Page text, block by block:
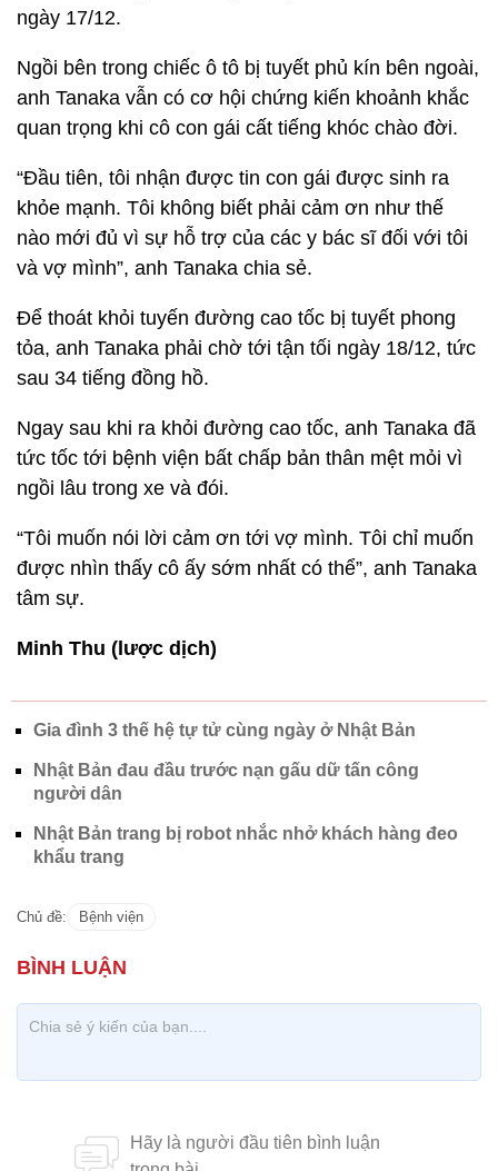
ngày 17/12.
Ngồi bên trong chiếc ô tô bị tuyết phủ kín bên ngoài,
anh Tanaka vẫn có cơ hội chứng kiến khoảnh khắc
quan trọng khi cô con gái cất tiếng khóc chào đời.
“Đầu tiên, tôi nhận được tin con gái được sinh ra
khỏe mạnh. Tôi không biết phải cảm ơn như thế
nào mới đủ vì sự hỗ trợ của các y bác sĩ đối với tôi
và vợ mình”, anh Tanaka chia sẻ.
Để thoát khỏi tuyến đường cao tốc bị tuyết phong
tỏa, anh Tanaka phải chờ tới tận tối ngày 18/12, tức
sau 34 tiếng đồng hồ.
Ngay sau khi ra khỏi đường cao tốc, anh Tanaka đã
tức tốc tới bệnh viện bất chấp bản thân mệt mỏi vì
ngồi lâu trong xe và đói.
“Tôi muốn nói lời cảm ơn tới vợ mình. Tôi chỉ muốn
được nhìn thấy cô ấy sớm nhất có thể”, anh Tanaka
tâm sự.
Minh Thu (lược dịch)
Gia đình 3 thế hệ tự tử cùng ngày ở Nhật Bản
Nhật Bản đau đầu trước nạn gấu dữ tấn công
người dân
Nhật Bản trang bị robot nhắc nhở khách hàng đeo
khẩu trang
Chủ đề: Bệnh viện